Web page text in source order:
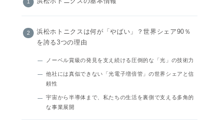
浜松ホトニクスは何が「やばい」？世界シェア90％
を誇る3つの理由
ノーベル賞級の発見を支え続ける圧倒的な「光」の技術力
他社には真似できない「光電子増倍管」の世界シェアと信
頼性
宇宙から半導体まで、私たちの生活を裏側で支える多角的
な事業展開